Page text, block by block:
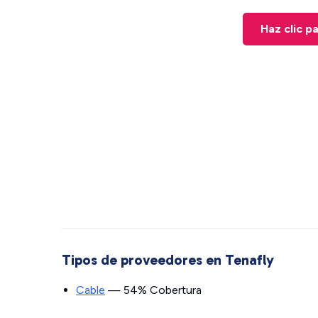
Haz clic
Tipos de proveedores en Tenafly
Cable — 54% Cobertura